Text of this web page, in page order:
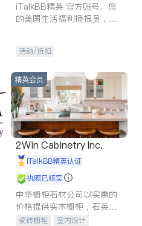
iTalkBB精英 官方账号。您
的美国生活福利播报员，精
专属福利。
活动/折扣
精英会员
2Win Cabinetry Inc.
iTalkBB精英认证
执照已核实
中华橱柜石材公司以实惠的
价格提供实木橱柜，石英石
台面，多种优质不锈钢水
瓷砖橱柜
室内设计